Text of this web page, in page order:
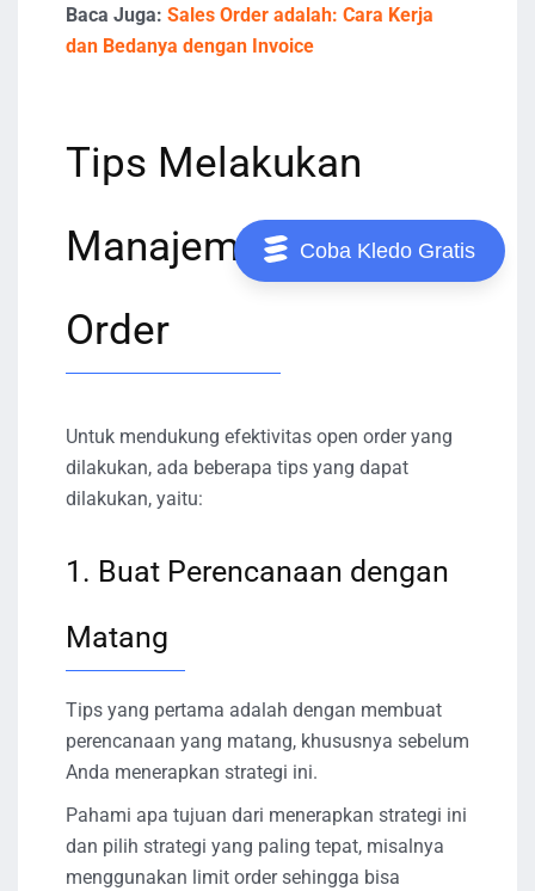
Baca Juga: Sales Order adalah: Cara Kerja
dan Bedanya dengan Invoice
Tips Melakukan
Manajemen Open
Order
Untuk mendukung efektivitas open order yang
dilakukan, ada beberapa tips yang dapat
dilakukan, yaitu:
1. Buat Perencanaan dengan
Matang
Tips yang pertama adalah dengan membuat
perencanaan yang matang, khususnya sebelum
Anda menerapkan strategi ini.
Pahami apa tujuan dari menerapkan strategi ini
dan pilih strategi yang paling tepat, misalnya
menggunakan limit order sehingga bisa
Coba Kledo Gratis